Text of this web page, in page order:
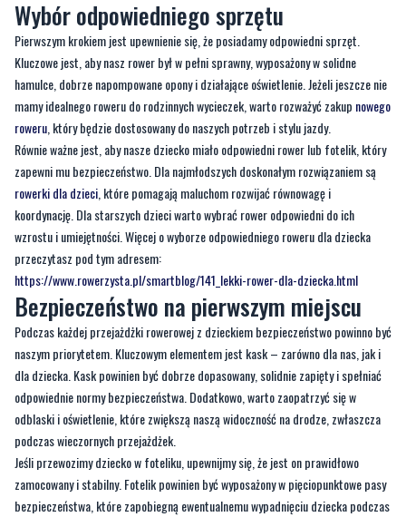
do aktywności fizycznej. Jednak zanim wyruszymy na rodzinną przejażdżkę,
warto zadbać o kilka kluczowych aspektów, które zapewnią bezpieczeństwo i
wygodę zarówno nam, jak i naszym dzieciom.
Wybór odpowiedniego sprzętu
Pierwszym krokiem jest upewnienie się, że posiadamy odpowiedni sprzęt.
Kluczowe jest, aby nasz rower był w pełni sprawny, wyposażony w solidne
hamulce, dobrze napompowane opony i działające oświetlenie. Jeżeli jeszcze nie
mamy idealnego roweru do rodzinnych wycieczek, warto rozważyć zakupnowego
roweru, który będzie dostosowany do naszych potrzeb i stylu jazdy.
Równie ważne jest, aby nasze dziecko miało odpowiedni rower lub fotelik, który
zapewni mu bezpieczeństwo. Dla najmłodszych doskonałym rozwiązaniem są
rowerki dla dzieci, które pomagają maluchom rozwijać równowagę i
koordynację. Dla starszych dzieci warto wybrać rower odpowiedni do ich
wzrostu i umiejętności. Więcej o wyborze odpowiedniego roweru dla dziecka
przeczytasz pod tym adresem:
https://www.rowerzysta.pl/smartblog/141_lekki-rower-dla-dziecka.html
Bezpieczeństwo na pierwszym miejscu
Podczas każdej przejażdżki rowerowej z dzieckiem bezpieczeństwo powinno być
naszym priorytetem. Kluczowym elementem jest kask – zarówno dla nas, jak i
dla dziecka. Kask powinien być dobrze dopasowany, solidnie zapięty i spełniać
odpowiednie normy bezpieczeństwa. Dodatkowo, warto zaopatrzyć się w
odblaski i oświetlenie, które zwiększą naszą widoczność na drodze, zwłaszcza
podczas wieczornych przejażdżek.